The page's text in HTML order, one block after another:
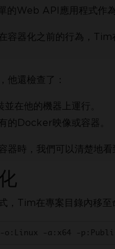
的Web API應用程式作
容器化之前的行為，Tim
他還檢查了：
在他的機器上運行。
的Docker映像或容器。
器時，我們可以清楚地看
，Tim在專案目錄內移至
-a:x64 -